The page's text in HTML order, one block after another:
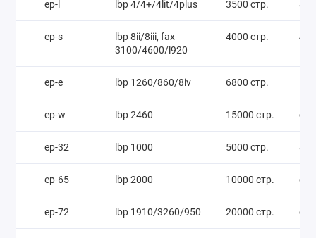
ep-l lbp 4/4+/4lit/4plus 3500 стр.
ep-s
lbp 8ii/8iii, fax
3100/4600/l920
4000 стр.
ep-e lbp 1260/860/8iv 6800 стр.
ep-w lbp 2460 15000 стр. call
ep-32 lbp 1000 5000 стр.
ep-65 lbp 2000 10000 стр. call
ep-72 lbp 1910/3260/950 20000 стр. call